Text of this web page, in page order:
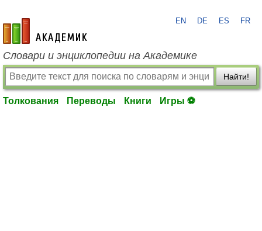
academic.ru
EN DE ES FR
Словари и энциклопедии на Академике
Найти!
Толкования Переводы Книги Игры ⚽